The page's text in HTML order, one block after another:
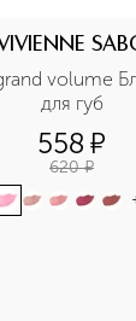
volume
для губ
558 ¤
620 ¤